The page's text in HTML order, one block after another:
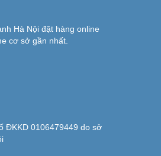
Hà Nội đặt hàng online
cơ sở gần nhất.
ĐKKD 0106479449 do sở